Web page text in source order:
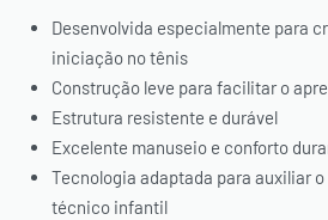
Desenvolvida especialmente para
iniciação no tênis
Construção leve para facilitar o
Estrutura resistente e durável
Excelente manuseio e conforto
Tecnologia adaptada para auxiliar
técnico infantil
OU PAGUE
SEU CARTÃO
* O desconto será aplicado automaticamente em